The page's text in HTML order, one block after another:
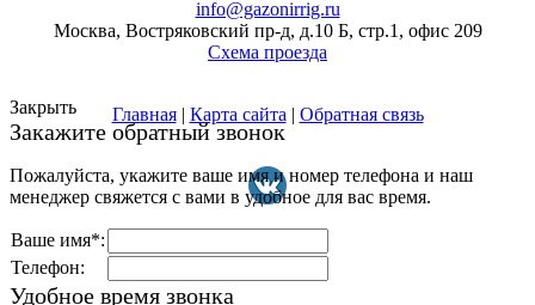
info@gazonirrig.ru
Москва, Востряковский пр-д, д.10 Б, стр.1, офис 209
Схема проезда
Главная| Карта сайта | Обратная связь
Закрыть
Закажите обратный звонок
Пожалуйста, укажите ваше имя и номер телефона и наш
менеджер свяжется с вами в удобное для вас время.
Ваше имя*:
Телефон:
Удобное время звонка